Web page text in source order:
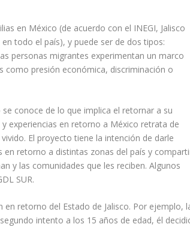
en México (de acuerdo con el INEGI, Jalisco
todo el país), y puede ser de dos tipos:
personas migrantes experimentan un marco
como presión económica, discriminación o
conoce de lo que implica el retornar a su
experiencias en retorno a México retrata de
El proyecto tiene la intención de darle
retorno a distintas zonas del país y
y las comunidades que les reciben. Algunos
SUR.
retorno del Estado de Jalisco. Por ejemplo,
intento a los 15 años de edad, él